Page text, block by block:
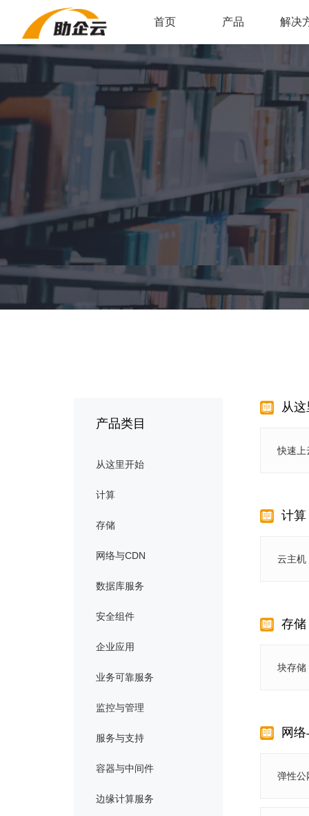
首页 产品 解决
产品类目
从这里开始
计算
存储
网络与CDN
数据库服务
安全组件
企业应用
业务可靠服务
监控与管理
服务与支持
容器与中间件
边缘计算服务
从
快速上
计算
云主机
存储
块存储
网
弹性公